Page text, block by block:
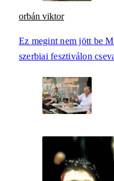
orbán viktor
Ez megint nem jött be
szerbiai fesztiválon